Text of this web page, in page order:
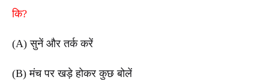
कि?
(A) सुनें और तर्क करें
(B) मंच पर खड़े होकर कुछ बोलें